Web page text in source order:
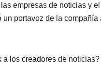
empresas de noticias y
un portavoz de la
los creadores de noticias?